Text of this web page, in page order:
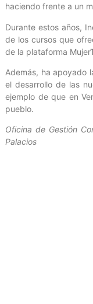
haciendo frente a un
Durante estos años,
de los cursos que
de la plataforma
Además, ha apoyado
el desarrollo de las
ejemplo de que en
pueblo.
Oficina de Gestión
Palacios